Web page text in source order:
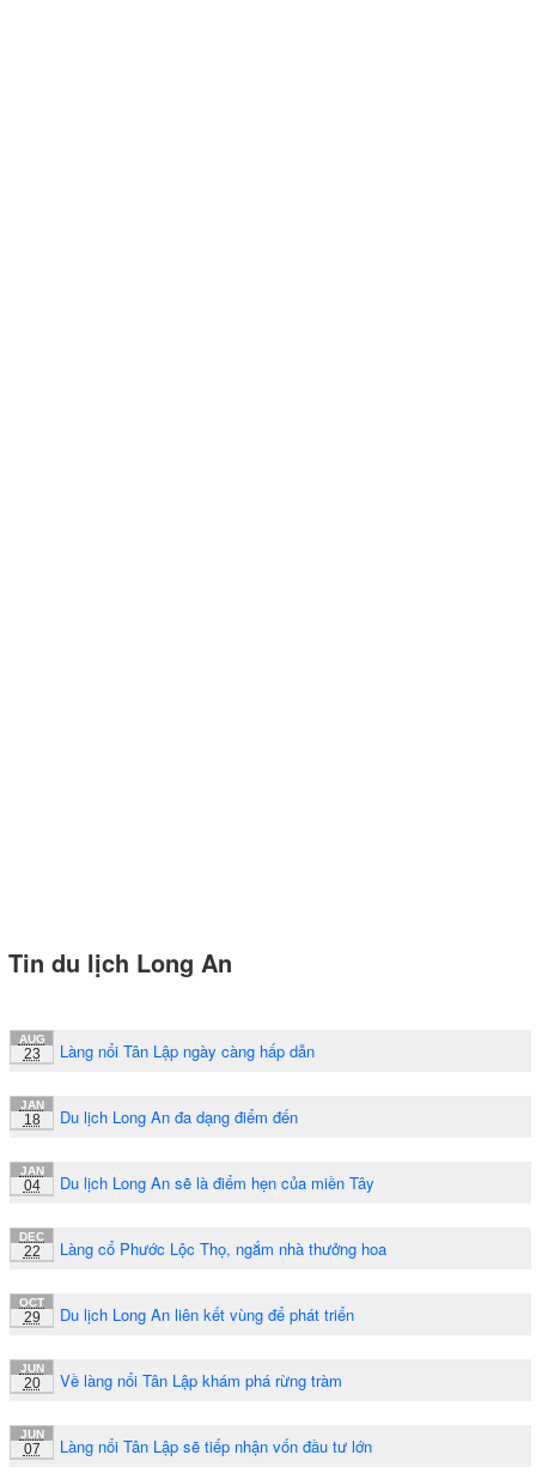
Tin du lịch Long An
AUG
23 Làng nổi Tân Lập ngày càng hấp dẫn
JAN
18 Du lịch Long An đa dạng điểm đến
JAN
04 Du lịch Long An sẽ là điểm hẹn của miền Tây
DEC
22 Làng cổ Phước Lộc Thọ, ngắm nhà thưởng hoa
OCT
29 Du lịch Long An liên kết vùng để phát triển
JUN
20 Về làng nổi Tân Lập khám phá rừng tràm
JUN
07 Làng nổi Tân Lập sẽ tiếp nhận vốn đầu tư lớn